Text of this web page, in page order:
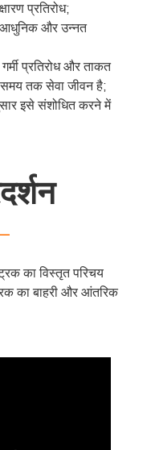
प्रतिरोध;
और उन्नत
प्रतिरोध और ताकत
तक सेवा जीवन है;
इसे संशोधित करने में
का विस्तृत परिचय
का बाहरी और आंतरिक